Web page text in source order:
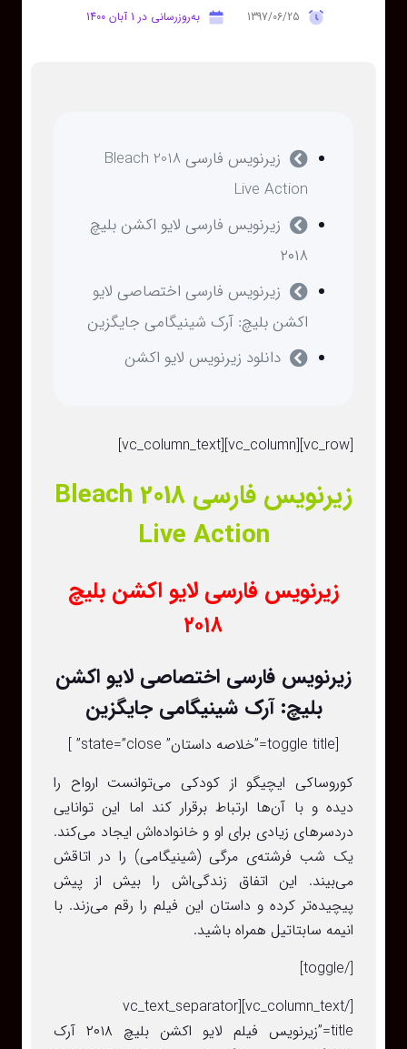
به‌روزرسانی در 1 آبان 1400
زیرنویس فارسی Bleach 2018
Live Action
زیرنویس فارسی لایو اکشن بلیچ
۲۰۱۸
زیرنویس فارسی اختصاصی لایو
اکشن بلیچ: آرک شینیگامی جایگزین
دانلود زیرنویس لایو اکشن
[vc_row][vc_column][vc_column_text]
زیرنویس فارسی Bleach 2018
Live Action
زیرنویس فارسی لایو اکشن بلیچ
۲۰۱۸
زیرنویس فارسی اختصاصی لایو اکشن
بلیچ: آرک شینیگامی جایگزین
[toggle title=”خلاصه داستان” state=”close” ]
کوروساکی ایچیگو از کودکی می‌توانست ارواح را
دیده و با آن‌ها ارتباط برقرار کند اما این توانایی
دردسرهای زیادی برای او و خانواده‌اش ایجاد می‌کند.
یک شب فرشته‌ی مرگی (شینیگامی) را در اتاقش
می‌بیند. این اتفاق زندگی‌اش را بیش از پیش
پیچیده‌تر کرده و داستان این فیلم را رقم می‌زند. با
انیمه سابتاتیل همراه باشید.
[/toggle]
[/vc_column_text][vc_text_separator
title=”زیرنویس فیلم لایو اکشن بلیچ ۲۰۱۸ آرک